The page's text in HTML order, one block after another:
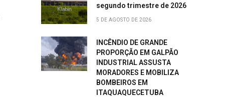
segundo trimestre de 2026
5 DE AGOSTO DE 2026
INCÊNDIO DE GRANDE
PROPORÇÃO EM GALPÃO
INDUSTRIAL ASSUSTA
MORADORES E MOBILIZA
BOMBEIROS EM
ITAQUAQUECETUBA